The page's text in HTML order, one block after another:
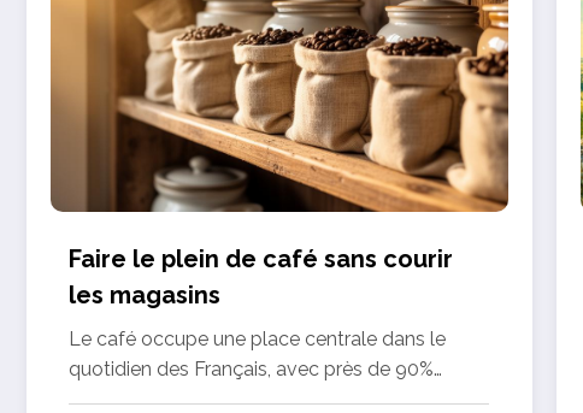
Faire le plein de café sans courir
les magasins
Le café occupe une place centrale dans le
quotidien des Français, avec près de 90%…